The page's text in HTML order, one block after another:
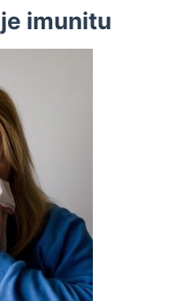
imunitu